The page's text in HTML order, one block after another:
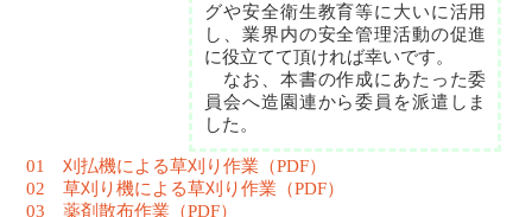
グや安全衛生教育等に大いに活用
し、業界内の安全管理活動の促進
に役立てて頂ければ幸いです。
なお、本書の作成にあたった委
員会へ造園連から委員を派遣しま
した。
01 刈払機による草刈り作業（PDF）
02 草刈り機による草刈り作業（PDF）
03 薬剤散布作業（PDF）